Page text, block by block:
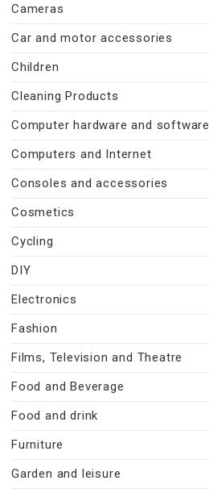
Cameras
Car and motor accessories
Children
Cleaning Products
Computer hardware and software
Computers and Internet
Consoles and accessories
Cosmetics
Cycling
DIY
Electronics
Fashion
Films, Television and Theatre
Food and Beverage
Food and drink
Furniture
Garden and leisure